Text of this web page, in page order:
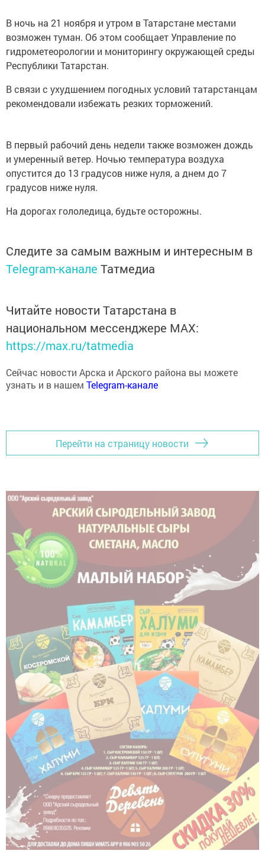
В ночь на 21 ноября и утром в Татарстане местами
возможен туман. Об этом сообщает Управление по
гидрометеорологии и мониторингу окружающей среды
Республики Татарстан.
В связи с ухудшением погодных условий татарстанцам
рекомендовали избежать резких торможений.
В первый рабочий день недели также возможен дождь
и умеренный ветер. Ночью температура воздуха
опустится до 13 градусов ниже нуля, а днем до 7
градусов ниже нуля.
На дорогах гололедица, будьте осторожны.
Следите за самым важным и интересным в
Telegram-канале Татмедиа
Читайте новости Татарстана в
национальном мессенджере MАХ:
https://max.ru/tatmedia
Сейчас новости Арска и Арского района вы можете
узнать и в нашем Telegram-канале
Перейти на страницу новости